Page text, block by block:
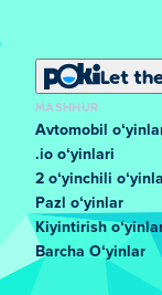
Let
MASHHUR
Avtomobil
.io oʻyinlari
2 oʻyinchili
Pazl oʻyinlar
Kiyintirish
Barcha Oʻyinlar